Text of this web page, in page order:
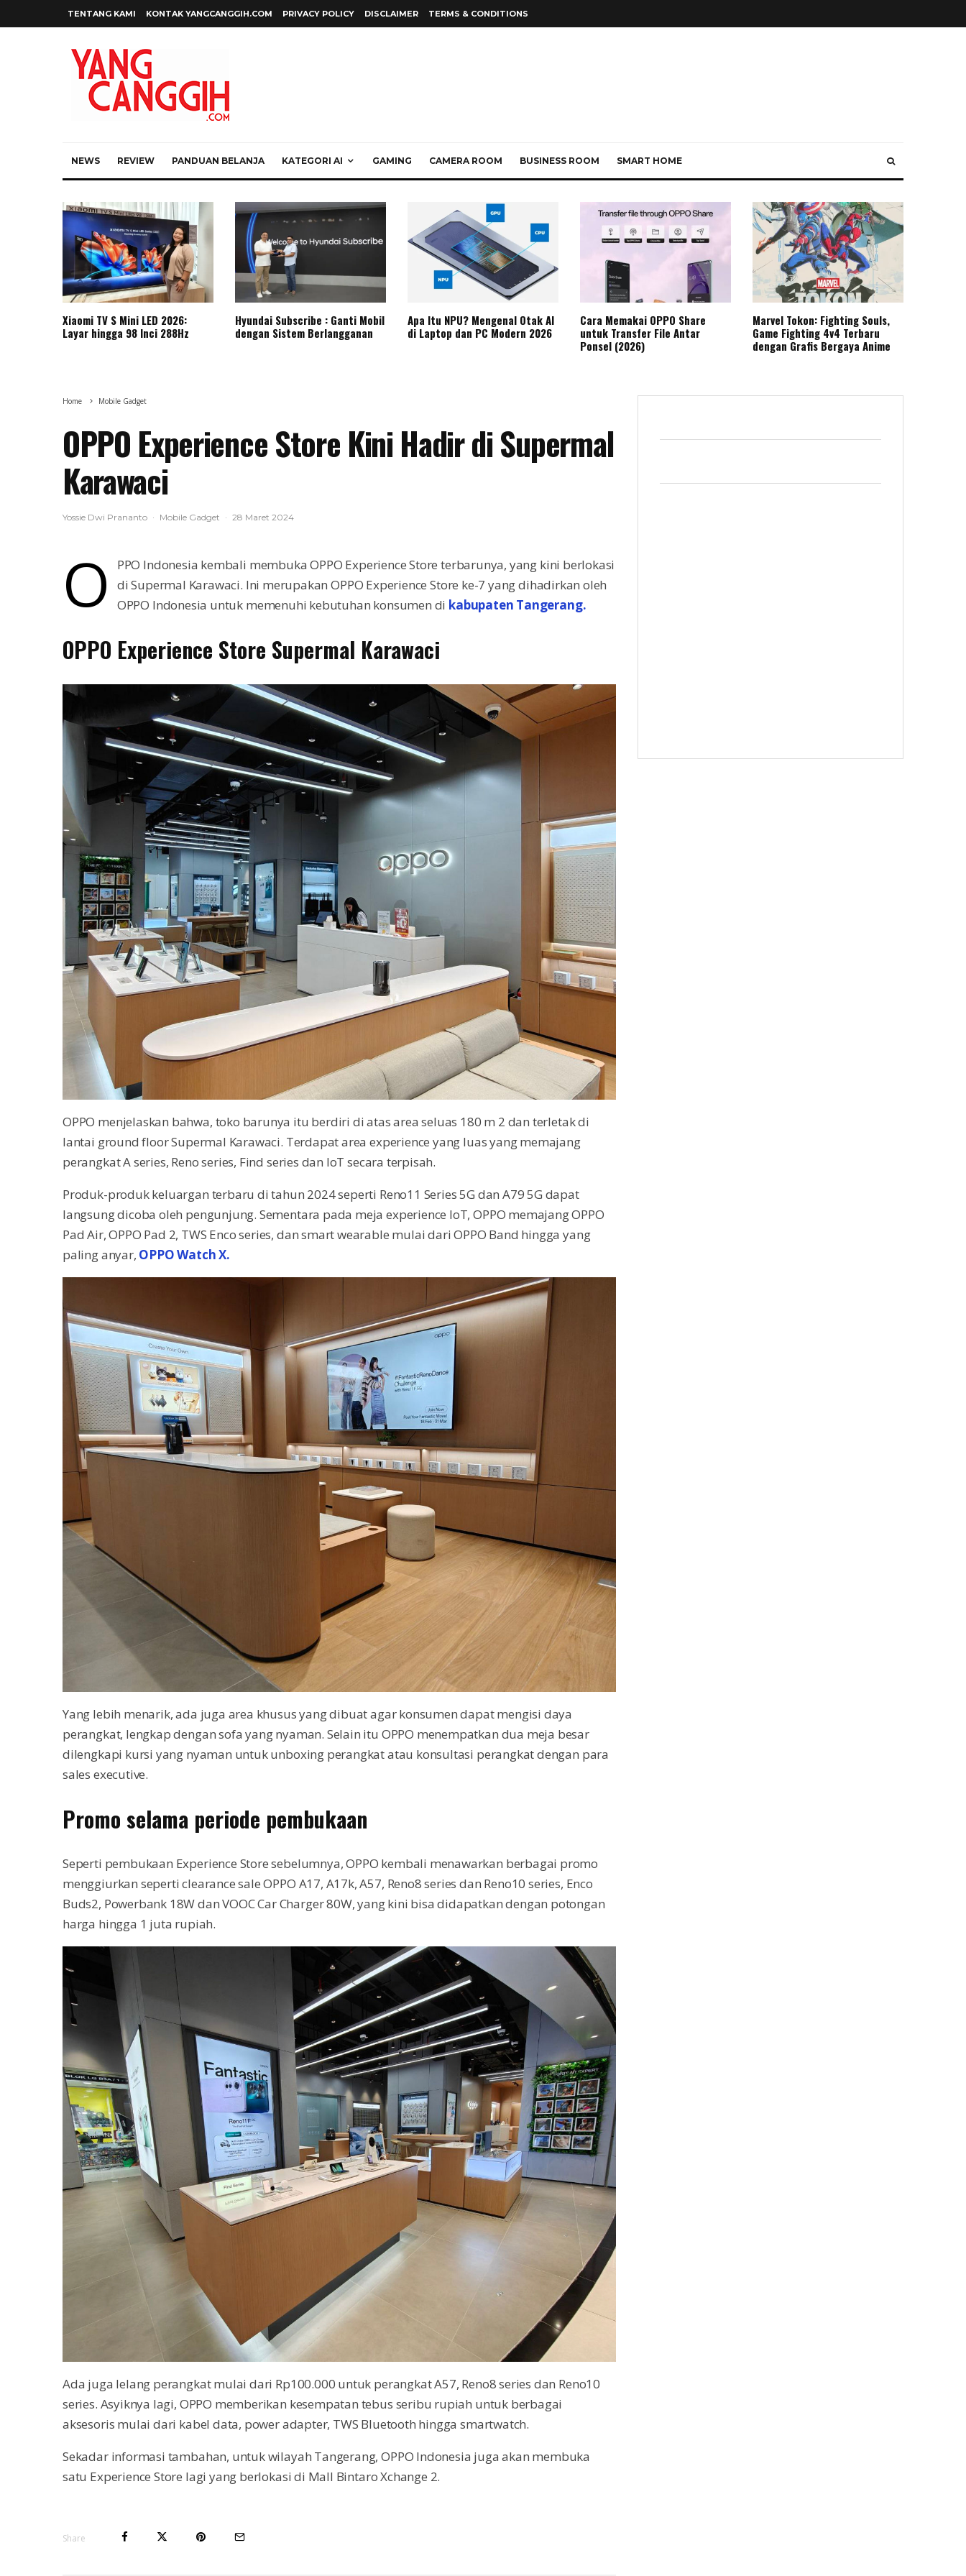
TENTANG KAMI KONTAK YANGCANGGIH.COM PRIVACY POLICY DISCLAIMER TERMS & CONDITIONS
NEWS REVIEW PANDUAN BELANJA KATEGORI AI GAMING CAMERA ROOM BUSINESS ROOM SMART HOME
Xiaomi TV S Mini LED 2026:
Layar hingga 98 Inci 288Hz
Hyundai Subscribe : Ganti Mobil
dengan Sistem Berlangganan
Apa Itu NPU? Mengenal Otak AI
di Laptop dan PC Modern 2026
Cara Memakai OPPO Share
untuk Transfer File Antar
Ponsel (2026)
Marvel Tokon: Fighting Souls,
Game Fighting 4v4 Terbaru
dengan Grafis Bergaya Anime
Home Mobile Gadget
OPPO Experience Store Kini Hadir di Supermal
Karawaci
Yossie Dwi Prananto · Mobile Gadget · 28 Maret 2024
O
PPO Indonesia kembali membuka OPPO Experience Store terbarunya, yang kini berlokasi
di Supermal Karawaci. Ini merupakan OPPO Experience Store ke-7 yang dihadirkan oleh
OPPO Indonesia untuk memenuhi kebutuhan konsumen di kabupaten Tangerang.
OPPO Experience Store Supermal Karawaci
OPPO menjelaskan bahwa, toko barunya itu berdiri di atas area seluas 180 m 2 dan terletak di
lantai ground floor Supermal Karawaci. Terdapat area experience yang luas yang memajang
perangkat A series, Reno series, Find series dan IoT secara terpisah.
Produk-produk keluargan terbaru di tahun 2024 seperti Reno11 Series 5G dan A79 5G dapat
langsung dicoba oleh pengunjung. Sementara pada meja experience IoT, OPPO memajang OPPO
Pad Air, OPPO Pad 2, TWS Enco series, dan smart wearable mulai dari OPPO Band hingga yang
paling anyar, OPPO Watch X.
Yang lebih menarik, ada juga area khusus yang dibuat agar konsumen dapat mengisi daya
perangkat, lengkap dengan sofa yang nyaman. Selain itu OPPO menempatkan dua meja besar
dilengkapi kursi yang nyaman untuk unboxing perangkat atau konsultasi perangkat dengan para
sales executive.
Promo selama periode pembukaan
Seperti pembukaan Experience Store sebelumnya, OPPO kembali menawarkan berbagai promo
menggiurkan seperti clearance sale OPPO A17, A17k, A57, Reno8 series dan Reno10 series, Enco
Buds2, Powerbank 18W dan VOOC Car Charger 80W, yang kini bisa didapatkan dengan potongan
harga hingga 1 juta rupiah.
Ada juga lelang perangkat mulai dari Rp100.000 untuk perangkat A57, Reno8 series dan Reno10
series. Asyiknya lagi, OPPO memberikan kesempatan tebus seribu rupiah untuk berbagai
aksesoris mulai dari kabel data, power adapter, TWS Bluetooth hingga smartwatch.
Sekadar informasi tambahan, untuk wilayah Tangerang, OPPO Indonesia juga akan membuka
satu Experience Store lagi yang berlokasi di Mall Bintaro Xchange 2.
Share